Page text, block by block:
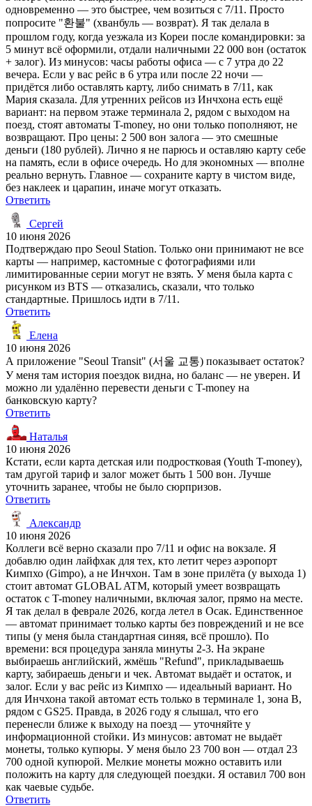
одновременно — это быстрее, чем возиться с 7/11. Просто
попросите "환불" (хванбуль — возврат). Я так делала в
прошлом году, когда уезжала из Кореи после командировки: за
5 минут всё оформили, отдали наличными 22 000 вон (остаток
+ залог). Из минусов: часы работы офиса — с 7 утра до 22
вечера. Если у вас рейс в 6 утра или после 22 ночи —
придётся либо оставлять карту, либо снимать в 7/11, как
Мария сказала. Для утренних рейсов из Инчхона есть ещё
вариант: на первом этаже терминала 2, рядом с выходом на
поезд, стоят автоматы T-money, но они только пополняют, не
возвращают. Про цены: 2 500 вон залога — это смешные
деньги (180 рублей). Лично я не парюсь и оставляю карту себе
на память, если в офисе очередь. Но для экономных — вполне
реально вернуть. Главное — сохраните карту в чистом виде,
без наклеек и царапин, иначе могут отказать.
Ответить
Сергей
10 июня 2026
Подтверждаю про Seoul Station. Только они принимают не все
карты — например, кастомные с фотографиями или
лимитированные серии могут не взять. У меня была карта с
рисунком из BTS — отказались, сказали, что только
стандартные. Пришлось идти в 7/11.
Ответить
Елена
10 июня 2026
А приложение "Seoul Transit" (서울 교통) показывает остаток?
У меня там история поездок видна, но баланс — не уверен. И
можно ли удалённо перевести деньги с T-money на
банковскую карту?
Ответить
Наталья
10 июня 2026
Кстати, если карта детская или подростковая (Youth T-money),
там другой тариф и залог может быть 1 500 вон. Лучше
уточнить заранее, чтобы не было сюрпризов.
Ответить
Александр
10 июня 2026
Коллеги всё верно сказали про 7/11 и офис на вокзале. Я
добавлю один лайфхак для тех, кто летит через аэропорт
Кимпхо (Gimpo), а не Инчхон. Там в зоне прилёта (у выхода 1)
стоит автомат GLOBAL ATM, который умеет возвращать
остаток с T-money наличными, включая залог, прямо на месте.
Я так делал в феврале 2026, когда летел в Осак. Единственное
— автомат принимает только карты без повреждений и не все
типы (у меня была стандартная синяя, всё прошло). По
времени: вся процедура заняла минуты 2-3. На экране
выбираешь английский, жмёшь "Refund", прикладываешь
карту, забираешь деньги и чек. Автомат выдаёт и остаток, и
залог. Если у вас рейс из Кимпхо — идеальный вариант. Но
для Инчхона такой автомат есть только в терминале 1, зона B,
рядом с GS25. Правда, в 2026 году я слышал, что его
перенесли ближе к выходу на поезд — уточняйте у
информационной стойки. Из минусов: автомат не выдаёт
монеты, только купюры. У меня было 23 700 вон — отдал 23
700 одной купюрой. Мелкие монеты можно оставить или
положить на карту для следующей поездки. Я оставил 700 вон
как чаевые судьбе.
Ответить